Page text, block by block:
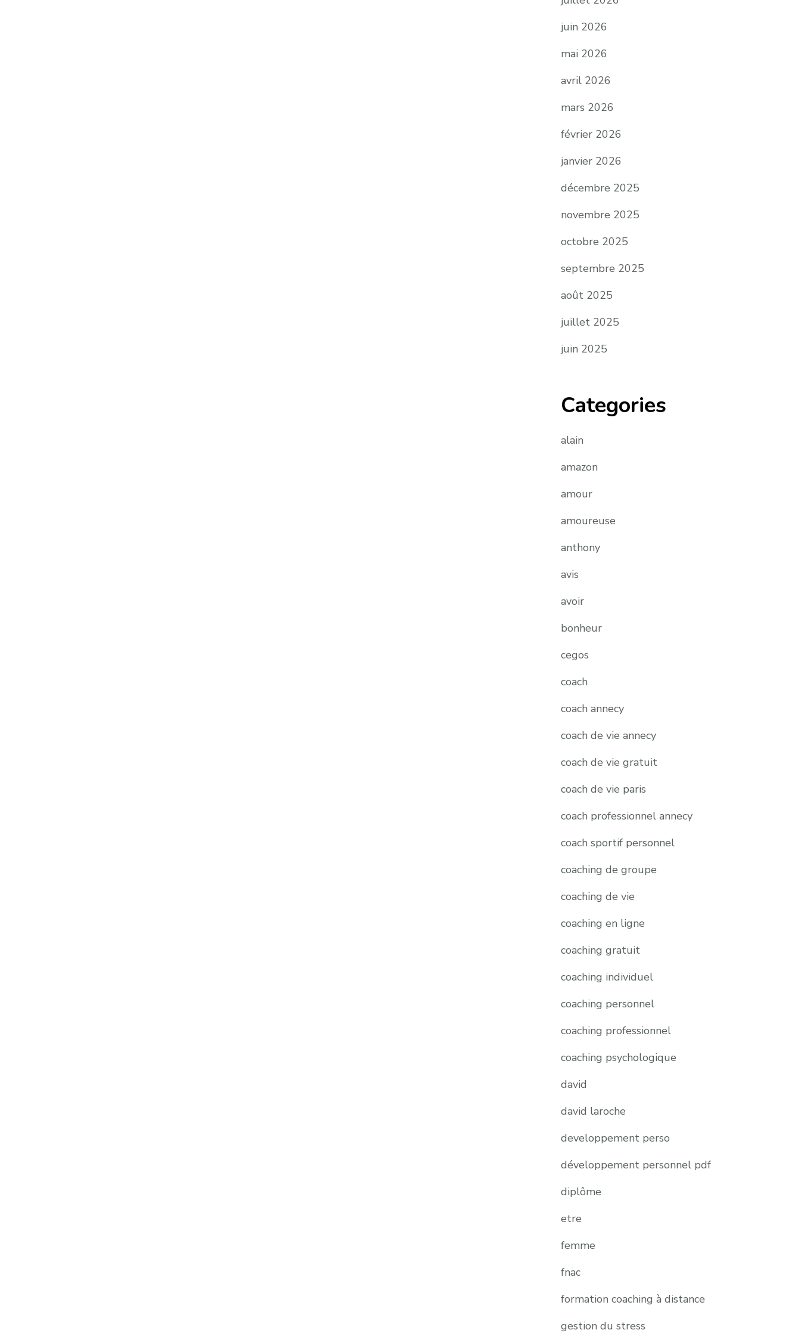
juin 2026
mai 2026
avril 2026
mars 2026
février 2026
janvier 2026
décembre 2025
novembre 2025
octobre 2025
septembre 2025
août 2025
juillet 2025
juin 2025
Categories
alain
amazon
amour
amoureuse
anthony
avis
avoir
bonheur
cegos
coach
coach annecy
coach de vie annecy
coach de vie gratuit
coach de vie paris
coach professionnel annecy
coach sportif personnel
coaching de groupe
coaching de vie
coaching en ligne
coaching gratuit
coaching individuel
coaching personnel
coaching professionnel
coaching psychologique
david
david laroche
developpement perso
développement personnel pdf
diplôme
etre
femme
fnac
formation coaching à distance
gestion du stress